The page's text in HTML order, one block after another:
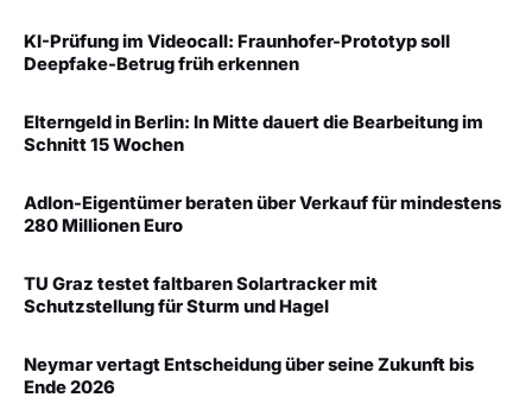
KI-Prüfung im Videocall: Fraunhofer-Prototyp soll
Deepfake-Betrug früh erkennen
Elterngeld in Berlin: In Mitte dauert die Bearbeitung im
Schnitt 15 Wochen
Adlon-Eigentümer beraten über Verkauf für mindestens
280 Millionen Euro
TU Graz testet faltbaren Solartracker mit
Schutzstellung für Sturm und Hagel
Neymar vertagt Entscheidung über seine Zukunft bis
Ende 2026